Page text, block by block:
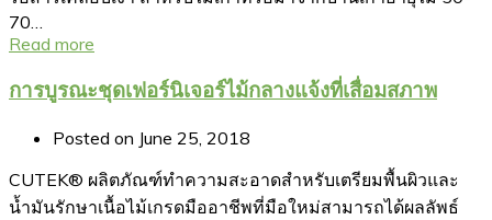
70…
Read more
การบูรณะชุดเฟอร์นิเจอร์ไม้กลางแจ้งที่เสื่อมสภาพ
Posted on June 25, 2018
CUTEK® ผลิตภัณฑ์ทำความสะอาดสำหรับเตรียมพื้นผิวและ
น้ำมันรักษาเนื้อไม้เกรดมืออาชีพที่มือใหม่สามารถได้ผลลัพธ์